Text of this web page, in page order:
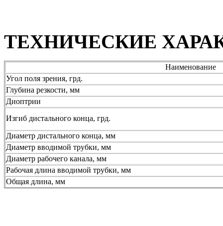
ТЕХНИЧЕСКИЕ
Наименование
Угол поля зрения, грд.
Глубина резкости, мм
Диоптрии
Изгиб дистального конца, грд.
Диаметр дистального конца, мм
Диаметр вводимой трубки, мм
Диаметр рабочего канала, мм
Рабочая длина вводимой трубки, мм
Общая длина, мм